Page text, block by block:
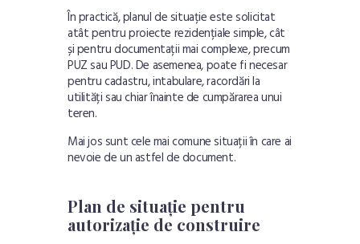
În practică, planul de situație este solicitat
atât pentru proiecte rezidențiale simple, cât
și pentru documentații mai complexe, precum
PUZ sau PUD. De asemenea, poate fi necesar
pentru cadastru, intabulare, racordări la
utilități sau chiar înainte de cumpărarea unui
teren.
Mai jos sunt cele mai comune situații în care ai
nevoie de un astfel de document.
Plan de situație pentru
autorizație de construire